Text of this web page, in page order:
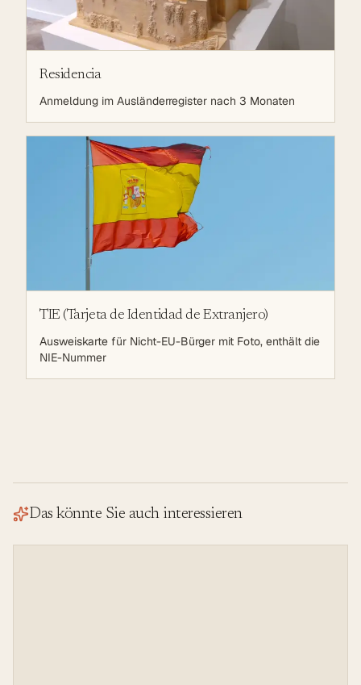
Residencia
Anmeldung im Ausländerregister nach 3 Monaten
TIE (Tarjeta de Identidad de Extranjero)
Ausweiskarte für Nicht-EU-Bürger mit Foto, enthält die
NIE-Nummer
Das könnte Sie auch interessieren